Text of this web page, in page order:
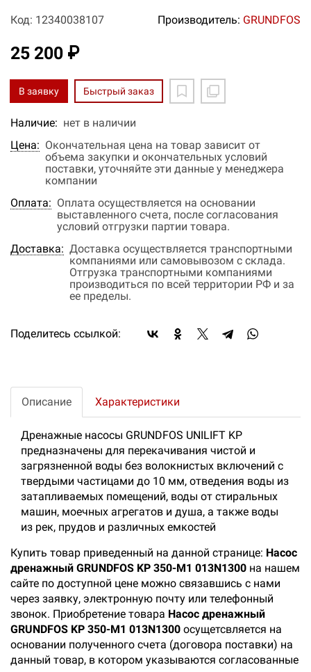
Код: 12340038107 Производитель: GRUNDFOS
25 200 ₽
В заявку Быстрый заказ
Наличие: нет в наличии
Цена: Окончательная цена на товар зависит от
объема закупки и окончательных условий
поставки, уточняйте эти данные у менеджера
компании
Оплата: Оплата осуществляется на основании
выставленного счета, после согласования
условий отгрузки партии товара.
Доставка: Доставка осуществляется транспортными
компаниями или самовывозом с склада.
Отгрузка транспортными компаниями
производиться по всей территории РФ и за
ее пределы.
Поделитесь ссылкой:
Описание Характеристики
Дренажные насосы GRUNDFOS UNILIFT KP
предназначены для перекачивания чистой и
загрязненной воды без волокнистых включений с
твердыми частицами до 10 мм, отведения воды из
затапливаемых помещений, воды от стиральных
машин, моечных агрегатов и душа, а также воды
из рек, прудов и различных емкостей
Купить товар приведенный на данной странице: Насос
дренажный GRUNDFOS KP 350-M1 013N1300 на нашем
сайте по доступной цене можно связавшись с нами
через заявку, электронную почту или телефонный
звонок. Приобретение товара Насос дренажный
GRUNDFOS KP 350-M1 013N1300 осущетсвляется на
основании полученного счета (договора поставки) на
данный товар, в котором указываются согласованные